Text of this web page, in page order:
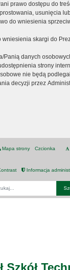
prawo dostępu do
usunięcia
do wniesienia
wniesienia skargi do
Panią danych
strony
nie będą
decyzji przez
Mapa strony Czcionka
Informacja
Szkół